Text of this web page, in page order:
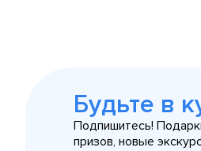
Будьте в
Подпишитесь!
призов, новые